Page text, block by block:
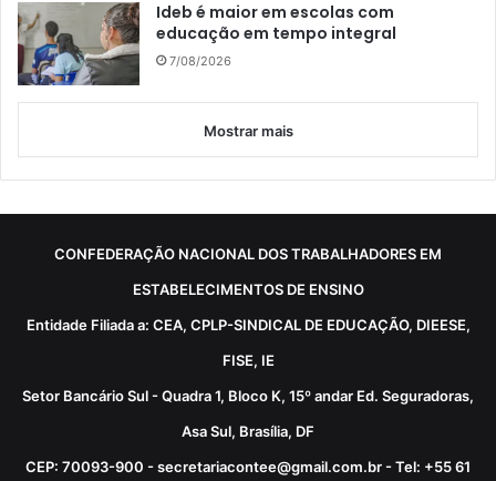
Ideb é maior em escolas com
educação em tempo integral
7/08/2026
Mostrar mais
CONFEDERAÇÃO NACIONAL DOS TRABALHADORES EM
ESTABELECIMENTOS DE ENSINO
Entidade Filiada a: CEA, CPLP-SINDICAL DE EDUCAÇÃO, DIEESE,
FISE, IE
Setor Bancário Sul - Quadra 1, Bloco K, 15º andar Ed. Seguradoras,
Asa Sul, Brasília, DF
CEP: 70093-900 - secretariacontee@gmail.com.br - Tel: +55 61